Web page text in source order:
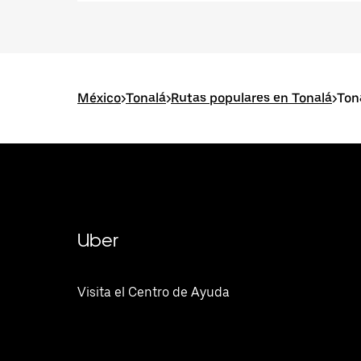
México>Tonalá>Rutas populares en Tonalá>
Uber
Visita el Centro de Ayuda